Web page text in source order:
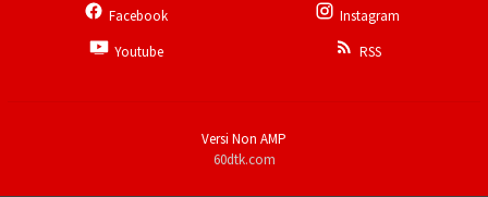
Facebook
Instagram
Youtube
RSS
Versi Non AMP
60dtk.com